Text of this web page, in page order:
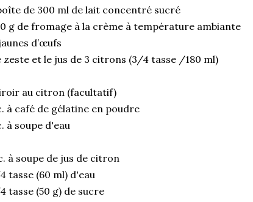
de 300 ml de lait concentré sucré
g de fromage à la crème à température ambiante
d’œufs
zeste et le jus de 3 citrons (3/4 tasse /180 ml)
au citron (facultatif)
à café de gélatine en poudre
à soupe d'eau
à soupe de jus de citron
tasse (60 ml) d'eau
tasse (50 g) de sucre